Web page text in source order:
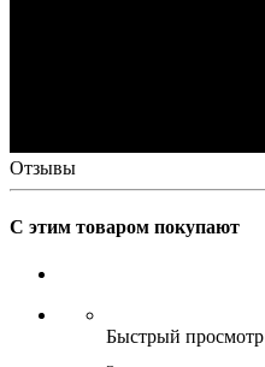
Отзывы
С этим товаром покупают
Быстрый просмотр